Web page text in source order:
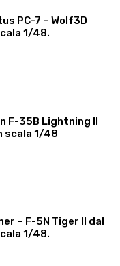
PC-7 – Wolf3D
1/48.
F-35B Lightning II
scala 1/48
– F-5N Tiger II dal
1/48.